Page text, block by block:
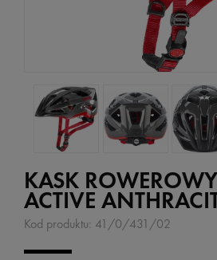
KASK
ACTIVE
Kod produktu: 41/0/431/02